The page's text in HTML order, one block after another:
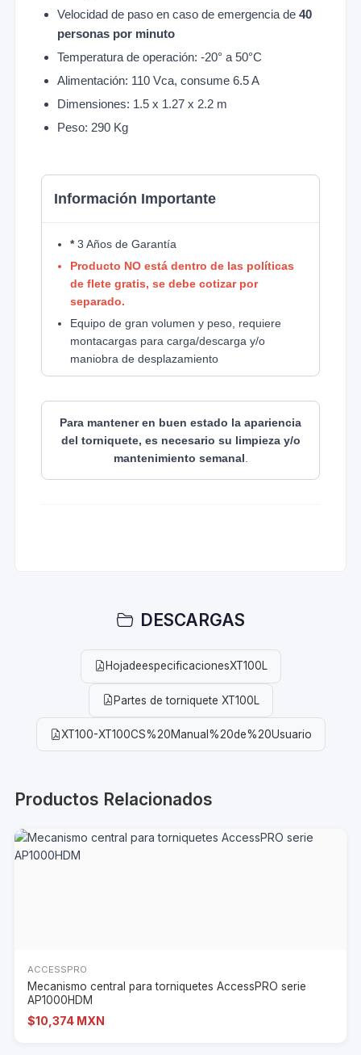
Velocidad de paso en caso de emergencia de 40
personas por minuto
Temperatura de operación: -20° a 50°C
Alimentación: 110 Vca, consume 6.5 A
Dimensiones: 1.5 x 1.27 x 2.2 m
Peso: 290 Kg
Información Importante
*3 Años de Garantía
Producto NO está dentro de las políticas
de flete gratis, se debe cotizar por
separado.
Equipo de gran volumen y peso, requiere
montacargas para carga/descarga y/o
maniobra de desplazamiento
No aplica entrega de mercancía zona
extendida
Para mantener en buen estado la apariencia
del torniquete, es necesario su limpieza y/o
mantenimiento semanal
DESCARGAS
HojadeespecificacionesXT100L
Partes de torniquete XT100L
XT100-XT100CS%20Manual%20de%20Usuario
Productos Relacionados
ACCESSPRO
Mecanismo central para torniquetes AccessPRO serie
AP1000HDM
$10,374 MXN